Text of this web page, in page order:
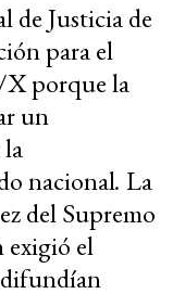
de Justicia de
para el
porque la
un
nacional. La
del Supremo
exigió el